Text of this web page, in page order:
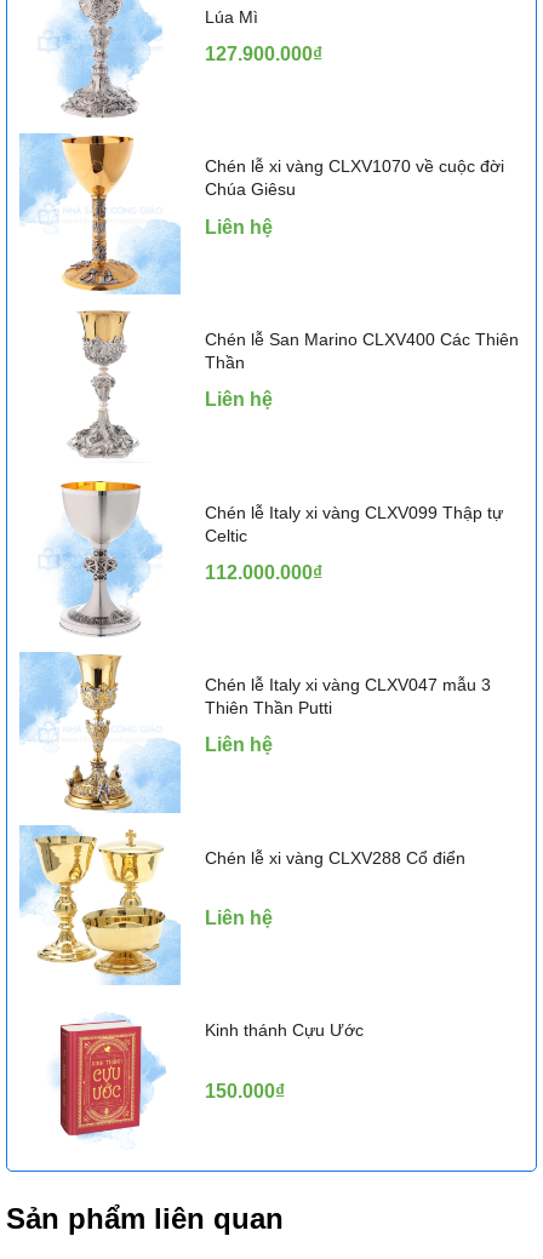
Lúa Mì
127.900.000₫
Chén lễ xi vàng CLXV1070 về cuộc đời
Chúa Giêsu
Liên hệ
Chén lễ San Marino CLXV400 Các Thiên
Thần
Liên hệ
Chén lễ Italy xi vàng CLXV099 Thập tự
Celtic
112.000.000₫
Chén lễ Italy xi vàng CLXV047 mẫu 3
Thiên Thần Putti
Liên hệ
Chén lễ xi vàng CLXV288 Cổ điển
Liên hệ
Kinh thánh Cựu Ước
150.000₫
Sản phẩm liên quan